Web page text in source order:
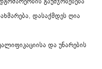
დასაქმდეს ღია
და უნარების